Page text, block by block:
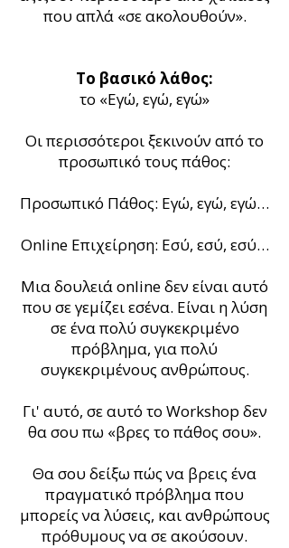
που απλά «σε ακολουθούν».
Το βασικό λάθος:
το «Εγώ, εγώ, εγώ»
Οι περισσότεροι ξεκινούν από το
προσωπικό τους πάθος:
Προσωπικό Πάθος: Εγώ, εγώ, εγώ…
Online Επιχείρηση: Εσύ, εσύ, εσύ…
Μια δουλειά online δεν είναι αυτό
που σε γεμίζει εσένα. Είναι η λύση
σε ένα πολύ συγκεκριμένο
πρόβλημα, για πολύ
συγκεκριμένους ανθρώπους.
Γι' αυτό, σε αυτό το Workshop δεν
θα σου πω «βρες το πάθος σου».
Θα σου δείξω πώς να βρεις ένα
πραγματικό πρόβλημα που
μπορείς να λύσεις, και ανθρώπους
πρόθυμους να σε ακούσουν.